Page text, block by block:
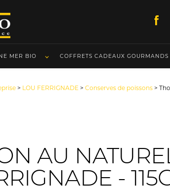
MER BIO COFFRETS CADEAUX GOURMANDS
> LOU FERRIGNADE > Conserves de poissons>
AU
-